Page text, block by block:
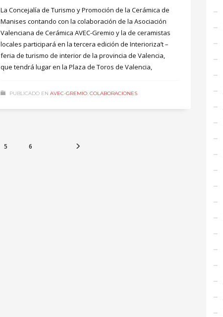
La Concejalía de Turismo y Promoción de la Cerámica de
Manises contando con la colaboración de la Asociación
Valenciana de Cerámica AVEC-Gremio y la de ceramistas
locales participará en la tercera edición de Interioriza’t –
feria de turismo de interior de la provincia de Valencia,
que tendrá lugar en la Plaza de Toros de Valencia,
PUBLICADO EN AVEC-GREMIO, COLABORACIONES
5 6